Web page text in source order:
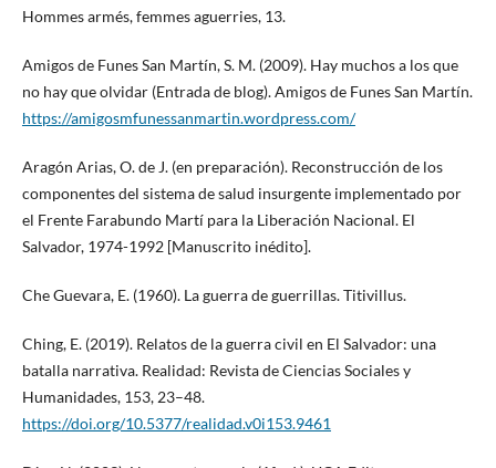
Hommes armés, femmes aguerries, 13.
Amigos de Funes San Martín, S. M. (2009). Hay muchos a los que
no hay que olvidar (Entrada de blog). Amigos de Funes San Martín.
https://amigosmfunessanmartin.wordpress.com/
Aragón Arias, O. de J. (en preparación). Reconstrucción de los
componentes del sistema de salud insurgente implementado por
el Frente Farabundo Martí para la Liberación Nacional. El
Salvador, 1974-1992 [Manuscrito inédito].
Che Guevara, E. (1960). La guerra de guerrillas. Titivillus.
Ching, E. (2019). Relatos de la guerra civil en El Salvador: una
batalla narrativa. Realidad: Revista de Ciencias Sociales y
Humanidades, 153, 23–48.
https://doi.org/10.5377/realidad.v0i153.9461